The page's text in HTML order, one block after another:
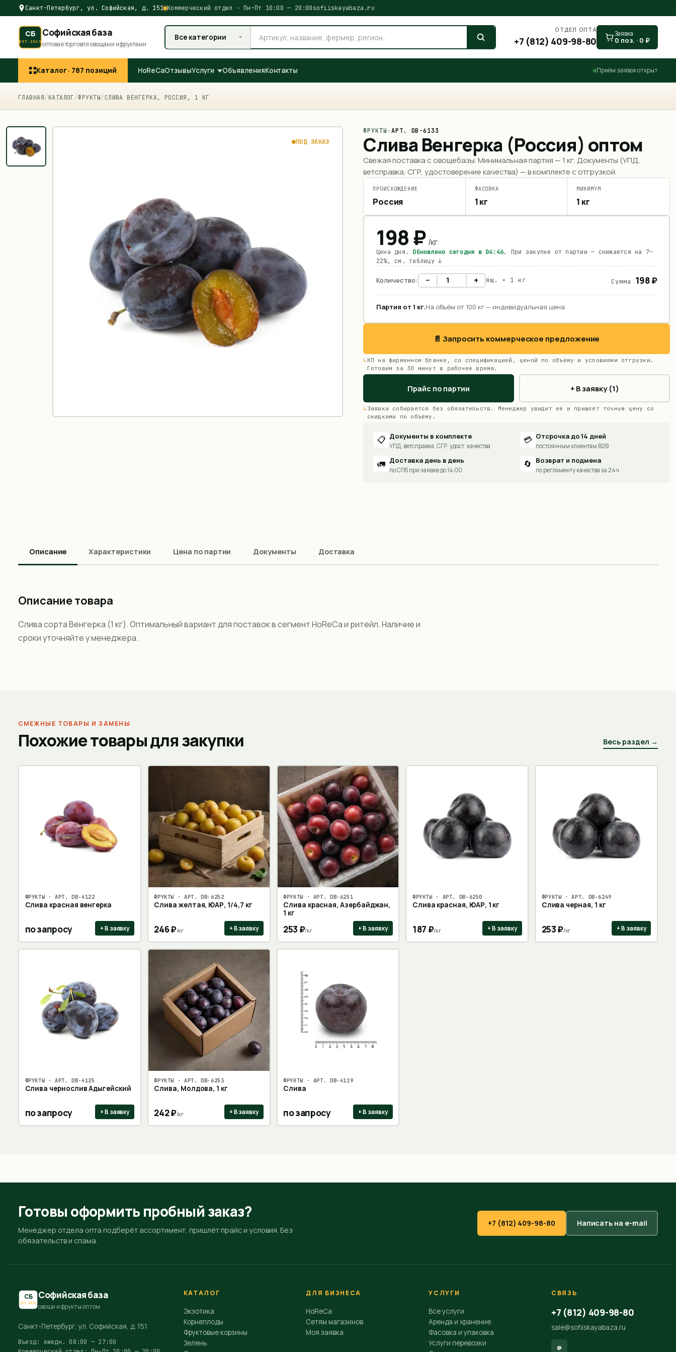
Санкт-Петербург, ул. Софийская, д. 151 Коммерческий отдел · Пн–Пт 10:00 — 20:00sofiiskayabaza.ru
СБ
EST.2015
Софийская база
оптовая торговля овощами и фруктами
Все категории
ОТДЕЛ ОПТА
+7 (812) 409-98-80
Заявка
0 поз. · 0 ₽
Каталог · 787 позиций HoReCaОтзывыУслуги ОбъявленияКонтакты Приём заявок открыт
ГЛАВНАЯ/ КАТАЛОГ /ФРУКТЫ/ СЛИВА ВЕНГЕРКА, РОССИЯ, 1 КГ
ПОД ЗАКАЗ
ФРУКТЫ · АРТ. DB-6133
Слива Венгерка (Россия) оптом
Свежая поставка с овощебазы. Минимальная партия —1 кг. Документы (УПД,
ветсправка, СГР, удостоверение качества) — в комплекте с отгрузкой.
ПРОИСХОЖДЕНИЕ
Россия
ФАСОВКА
1 кг
МИНИМУМ
1 кг
198₽ /кг
Цена дня. Обновлено сегодня в 04:46.
При закупке от партии — снижается на 7—
22%, см. таблицу ↓
Количество: − + ящ. × 1 кг Сумма 198 ₽
Партия от 1 кг.На объём от 100 кг — индивидуальная цена
📄 Запросить коммерческое предложение
КП на фирменном бланке, со спецификацией, ценой по объёму и условиями отгрузки.
Готовим за 30 минут в рабочее время.
Прайс по партии + В заявку (1)
Заявка собирается без обязательств. Менеджер увидит её и пришлёт точную цену со
скидками по объёму.
📋 Документы в комплекте
УПД, ветсправка, СГР, удост. качества
💳 Отсрочка до 14 дней
постоянным клиентам B2B
🚛 Доставка день в день
по СПб при заявке до 14:00
🔄 Возврат и подмена
по регламенту качества за 24 ч
Описание Характеристики Цена по партии Документы Доставка
Описание товара
Слива сорта Венгерка (1 кг). Оптимальный вариант для поставок в сегмент HoReCa и ритейл. Наличие и
сроки уточняйте у менеджера.
СМЕЖНЫЕ ТОВАРЫ И ЗАМЕНЫ
Похожие товары для закупки Весь раздел →
ФРУКТЫ · АРТ.DB-4122
Слива красная венгерка
по запросу + В заявку
ФРУКТЫ · АРТ.DB-6252
Слива желтая, ЮАР, 1/4,7 кг
246₽/кг + В заявку
ФРУКТЫ · АРТ. DB-6251
Слива красная, Азербайджан,
1 кг
253 ₽/кг + В заявку
ФРУКТЫ · АРТ. DB-6250
Слива красная, ЮАР, 1 кг
187 ₽/кг + В заявку
ФРУКТЫ · АРТ. DB-6249
Слива черная, 1 кг
253₽/кг + В заявку
ФРУКТЫ · АРТ.DB-4125
Слива чернослив Адыгейский
по запросу + В заявку
ФРУКТЫ · АРТ.DB-6253
Слива, Молдова, 1 кг
242₽/кг + В заявку
ФРУКТЫ · АРТ. DB-4119
Слива
по запросу + В заявку
Готовы оформить пробный заказ?
Менеджер отдела опта подберёт ассортимент, пришлёт прайс и условия. Без
обязательств и спама.
+7 (812) 409-98-80 Написать на e-mail
СБ
EST.2015
Софийская база
овощи и фрукты оптом
Санкт-Петербург, ул. Софийская, д. 151
Въезд: ежедн. 08:00 — 17:00
КАТАЛОГ
Экзотика
Корнеплоды
Фруктовые корзины
Зелень
ДЛЯ БИЗНЕСА
HoReCa
Сетям магазинов
Моя заявка
УСЛУГИ
Все услуги
Аренда и хранение
Фасовка и упаковка
Услуги перевозки
СВЯЗЬ
+7 (812) 409-98-80
sale@sofiiskayabaza.ru
@